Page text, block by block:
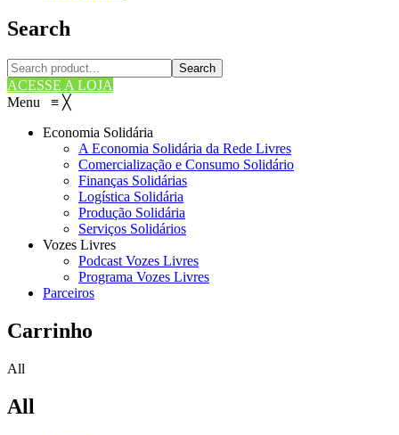
Search
Search
ACESSE A LOJA
Menu ≡ ╳
Economia Solidária
A Economia Solidária da Rede Livres
Comercialização e Consumo Solidário
Finanças Solidárias
Logística Solidária
Produção Solidária
Serviços Solidários
Vozes Livres
Podcast Vozes Livres
Programa Vozes Livres
Parceiros
Carrinho
All
All